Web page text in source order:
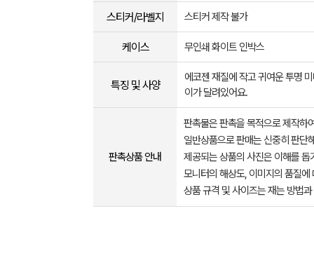
스티커/라벨지 스티커 제작 불가
케이스 무인쇄 화이트 인박스
특징 및 사양
에코젠 재질에 작고 귀여운 투명
이가 달려있어요.
판촉상품 안내
판촉물은 판촉을 목적으로 제작하
일반상품으로 판매는 신중히 판단
제공되는 상품의 사진은 이해를
모니터의 해상도, 이미지의 품질
상품 규격 및 사이즈는 재는 방법